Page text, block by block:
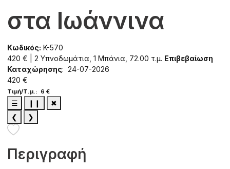
στα Ιωάννινα
Κωδικός: K-570
420 € | 2 Υπνοδωμάτια, 1 Μπάνια, 72.00 τ.μ. Επιβεβαίωση
Καταχώρησης: 24-07-2026
420 €
Τιμή/Τ.μ.: 6 €
☰ ❙❙
✖
❮
❯
Περιγραφή